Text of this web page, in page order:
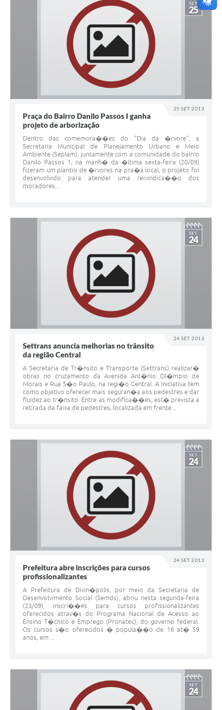
25 SET 2013
SET
25
Praça do Bairro Danilo Passos I ganha
projeto de arborização
Dentro das comemora��es do "Dia da �rvore", a
Secretaria Municipal de Planejamento Urbano e Meio
Ambiente (Seplam), juntamente com a comunidade do bairro
Danilo Passos 1, na manh� da �ltima sexta-feira (20/09)
fizeram um plantio de �rvores na pra�a local, o projeto foi
desenvolvido para atender uma reivindica��o dos
moradores...
24 SET 2013
SET
24
Settrans anuncia melhorias no trânsito
da região Central
A Secretaria de Tr�nsito e Transporte (Settrans) realizar�
obras no cruzamento da Avenida Ant�nio Ol�mpio de
Morais e Rua S�o Paulo, na regi�o Central. A iniciativa tem
como objetivo oferecer mais seguran�a aos pedestres e dar
fluidez ao tr�nsito. Entre as modifica��es, est� prevista a
retirada da faixa de pedestres, localizada em frente...
24 SET 2013
SET
24
Prefeitura abre inscrições para cursos
profissionalizantes
A Prefeitura de Divin�polis, por meio da Secretaria de
Desenvolvimento Social (Semds), abriu nesta segunda-feira
(23/09), inscri��es para cursos profissionalizantes
oferecidos atrav�s do Programa Nacional de Acesso ao
Ensino T�cnico e Emprego (Pronatec), do governo federal.
Os cursos s�o oferecidos � popula��o de 16 at� 59
anos, em ...
SET
24